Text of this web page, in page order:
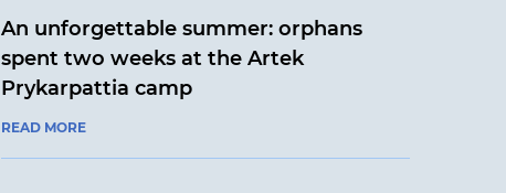
An unforgettable summer: orphans
spent two weeks at the Artek
Prykarpattia camp
READ MORE